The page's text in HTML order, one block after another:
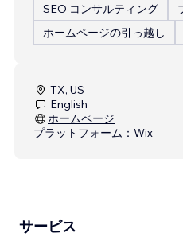
SEO コンサルティング
ホームページの引っ越し
TX, US
English
ホームページ
プラットフォーム： Wix
サービス